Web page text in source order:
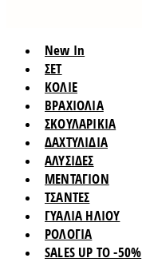
New In
ΣΕΤ
ΚΟΛΙΕ
ΒΡΑΧΙΟΛΙΑ
ΣΚΟΥΛΑΡΙΚΙΑ
ΔΑΧΤΥΛΙΔΙΑ
ΑΛΥΣΙΔΕΣ
ΜΕΝΤΑΓΙΟΝ
ΤΣΑΝΤΕΣ
ΓΥΑΛΙΑ ΗΛΙΟΥ
ΡΟΛΟΓΙΑ
SALES UP TO -50%